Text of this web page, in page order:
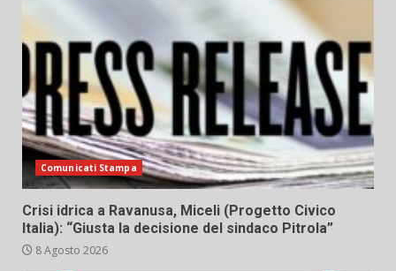
Comunicati Stampa
Crisi idrica a Ravanusa, Miceli (Progetto Civico
Italia): “Giusta la decisione del sindaco Pitrola”
8 Agosto 2026